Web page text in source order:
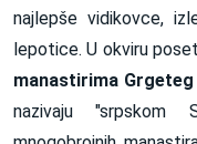
najlepše vidikovce,
lepotice. U okviru
manastirima
nazivaju "srpskom